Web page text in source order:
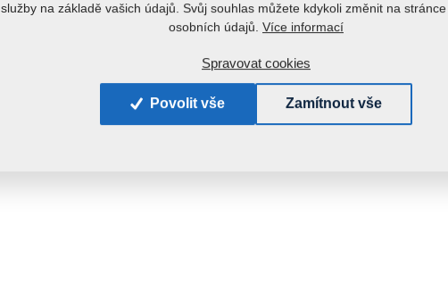
služby na základě vašich údajů. Svůj souhlas můžete kdykoli změnit na
osobních údajů. Více informací
Spravovat cookies
Povolit vše Zamítnout vše